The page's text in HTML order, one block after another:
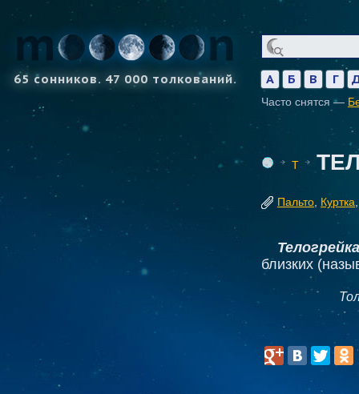
65 сонников. 47 000 толкований. А Б В Г
Часто снятся —
Т
Пальто Куртка
Телогрейка
близких